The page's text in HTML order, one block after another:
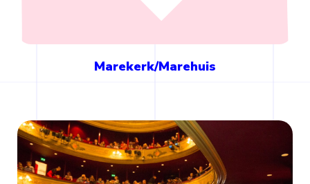
Marekerk/Marehuis